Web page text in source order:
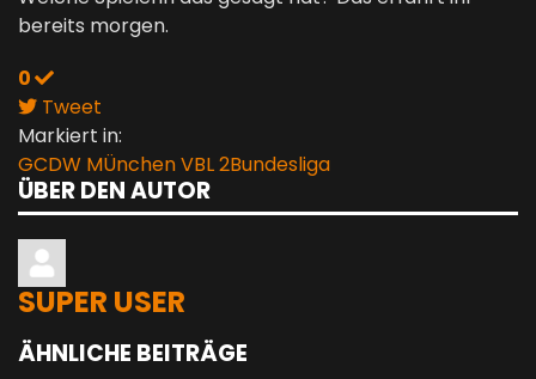
bereits morgen.
0
Tweet
pinterest
Markiert in:
GCDW MÜnchenVBL2Bundesliga
ÜBER DEN AUTOR
SUPER USER
ÄHNLICHE BEITRÄGE